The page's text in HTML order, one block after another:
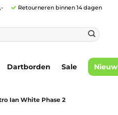
Retourneren binnen 14 dagen
Dartborden Sale Nieuw
Ian White Phase 2